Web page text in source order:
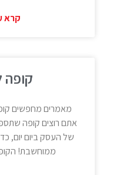
קרא
מאמרים מחפשים
אתם רוצים קופה
של העסק ביום יום,
ממוחשבת!